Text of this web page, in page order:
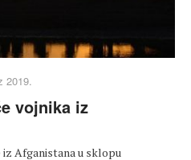
2019.
vojnika iz
Afganistana u sklopu